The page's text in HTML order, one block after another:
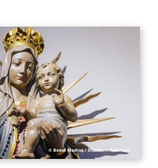
© Besim Mazhiqi / Erzbistum Paderborn